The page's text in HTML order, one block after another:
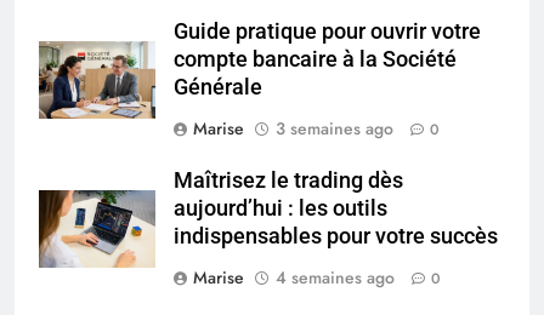
Guide pratique pour ouvrir votre
compte bancaire à la Société
Générale
Marise
3 semaines ago 0
Maîtrisez le trading dès
aujourd’hui : les outils
indispensables pour votre succès
Marise
4 semaines ago 0
7
trouver un accompagnement
sérieux à un tarif juste ?
BIEN ÊTRE
8
Sclérose en plaques et